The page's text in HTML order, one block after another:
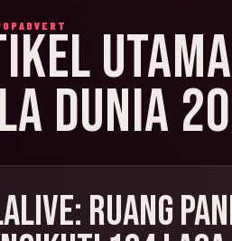
DUNIA
RUANG